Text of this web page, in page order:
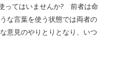
ってはいませんか? 前者は命
な言葉を使う状態では両者の
意見のやりとりとなり、いつ